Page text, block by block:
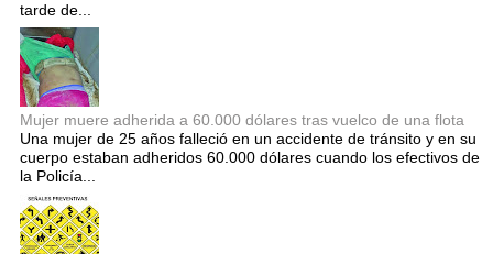
tarde de...
Mujer muere adherida a 60.000 dólares tras vuelco de una flota
Una mujer de 25 años falleció en un accidente de tránsito y en su
cuerpo estaban adheridos 60.000 dólares cuando los efectivos de
la Policía...